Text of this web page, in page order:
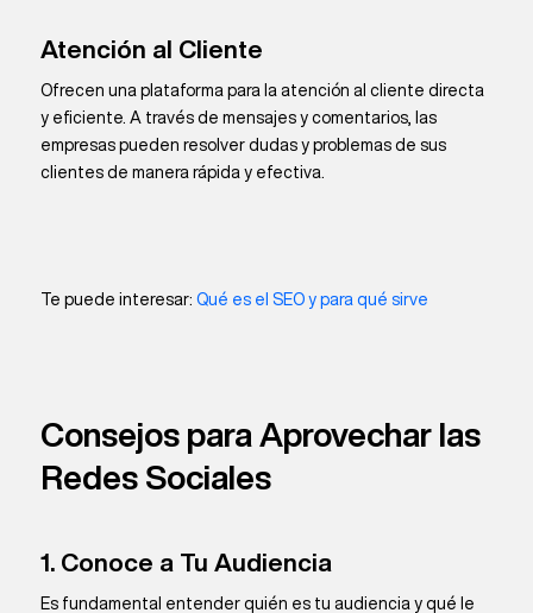
Atención al Cliente
Ofrecen una plataforma para la atención al cliente directa
y eficiente. A través de mensajes y comentarios, las
empresas pueden resolver dudas y problemas de sus
clientes de manera rápida y efectiva.
Te puede interesar: Qué es el SEO y para qué sirve
Consejos para Aprovechar las
Redes Sociales
1. Conoce a Tu Audiencia
Es fundamental entender quién es tu audiencia y qué le